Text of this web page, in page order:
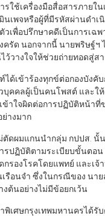
รใช้เครื่องมือสื่อสารภาย
นเพจหรือผู้ที่มีรหัสผ่านดำ
เพื่อปรึกษาคดีเป็นการเฉ
ครัด นอกจากนี้ นายพริษฐ์
วางใจให้ช่วยถ่ายทอดสู่ส
เข้าร้องทุกข์ต่อกองบังคั
บุคคลผู้เป็นคนโพสต์ และใ
ข้าใจผิดต่อการปฏิบัติหน้า
างมาก
ดผมแกนนำกลุ่ม กปปส. นั้
ปฏิบัติตามระเบียบขั้นตอ
รองโรคโดยแพทย์ และเ
รือนจำ ซึ่งในกรณีของ นา
ต้นอย่างไม่มีข้อยกเว้น
พิเศษกรุงเทพมหานครได้